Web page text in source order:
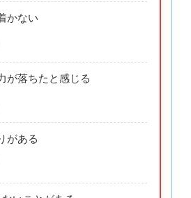
かない
が落ちたと感じる
がある